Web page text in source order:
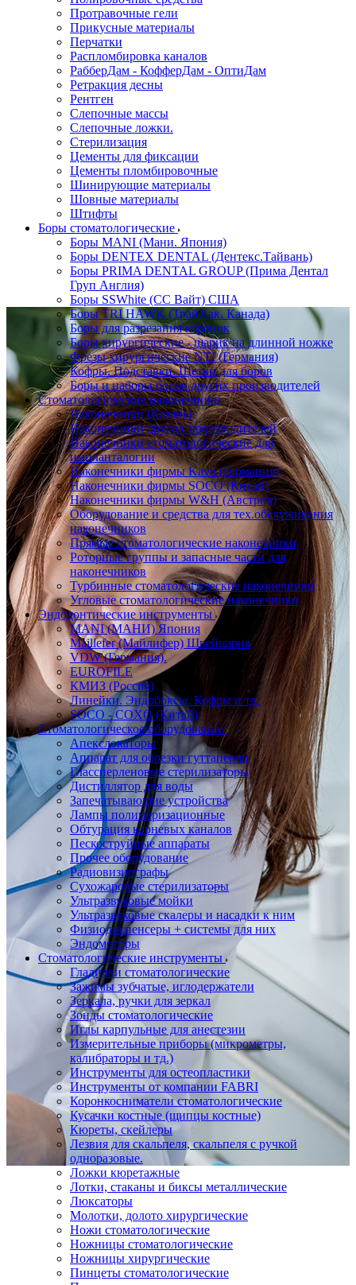
Протравочные гели
Прикусные материалы
Перчатки
Распломбировка каналов
РабберДам - КофферДам - ОптиДам
Ретракция десны
Рентген
Слепочные массы
Слепочные ложки.
Стерилизация
Цементы для фиксации
Цементы пломбировочные
Шинирующие материалы
Шовные материалы
Штифты
Боры стоматологические
Боры MANI (Мани. Япония)
Боры DENTEX DENTAL (Дентекс.Тайвань)
Боры PRIMA DENTAL GROUP (Прима Дентал
Груп Англия)
Боры SSWhite (СС Вайт) США
Боры TRI HAWK (ТрайХак. Канада)
Боры для разрезания коронок
Боры хирургические - шарик на длинной ножке
Фрезы хирургические NTI (Германия)
Кофры. Подставки. Щетки для боров
Боры и наборы боров других производителей
Стоматологические наконечники
Наконечники (Казань)
Наконечники других производителей
Наконечники стоматологические для
импланталогии
Наконечники фирмы Kavo (Германия)
Наконечники фирмы SOCO (Китай)
Наконечники фирмы W&H (Австрия)
Оборудование и средства для тех.обслуживания
наконечников
Прямые стоматологические наконечники
Роторные группы и запасные части для
наконечников
Турбинные стоматологические наконечники
Угловые стоматологические наконечники
Эндодонтические инструменты
MANI (МАНИ) Япония
Maillefer (Майлифер) Швейцария
VDW (Германия).
EUROFILE
КМИЗ (Россия)
Линейки. Эндобоксы. Кофры и тд.
SOCO - COXO (Китай)
Стоматологическое оборудование
Апекслокаторы
Аппарат для обрезки гуттаперчи
Глассперленовые стерилизаторы
Дистиллятор для воды
Запечатывающие устройства
Лампы полимеризационные
Обтурация корневых каналов
Пескоструйные аппараты
Прочее оборудование
Радиовизиографы
Сухожаровые стерилизаторы
Ультразвуковые мойки
Ультразвуковые скалеры и насадки к ним
Физиодиспенсеры + системы для них
Эндомоторы
Стоматологические инструменты
Гладилки стоматологические
Зажимы зубчатые, иглодержатели
Зеркала, ручки для зеркал
Зонды стоматологические
Иглы карпульные для анестезии
Измерительные приборы (микрометры,
калибраторы и тд.)
Инструменты для остеопластики
Инструменты от компании FABRI
Коронкосниматели стоматологические
Кусачки костные (щипцы костные)
Кюреты, скейлеры
Лезвия для скальпеля, скальпеля с ручкой
одноразовые.
Ложки кюретажные
Лотки, стаканы и биксы металлические
Люксаторы
Молотки, долото хирургические
Ножи стоматологические
Ножницы стоматологические
Ножницы хирургические
Пинцеты стоматологические